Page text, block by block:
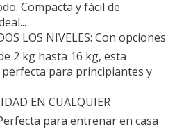
Compacta y fácil de
LOS NIVELES: Con opciones
2 kg hasta 16 kg, esta
para principiantes y
EN CUALQUIER
para entrenar en casa